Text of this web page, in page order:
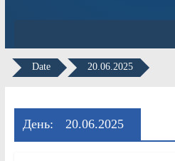
Date 20.06.2025
День: 20.06.2025